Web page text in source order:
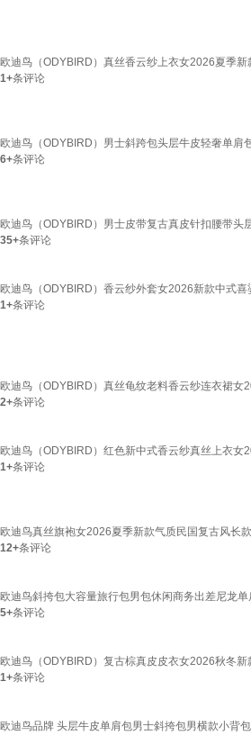
欧迪鸟（ODYBIRD）真丝香云纱上衣女2026夏季
1+条评论
欧迪鸟（ODYBIRD）男士斜跨包头层牛皮轻奢单
6+条评论
欧迪鸟（ODYBIRD）男士皮带复古真皮针扣腰带
35+条评论
欧迪鸟（ODYBIRD）香云纱外套女2026新款中式
1+条评论
欧迪鸟（ODYBIRD）真丝龟纹老料香云纱连衣裙
2+条评论
欧迪鸟（ODYBIRD）红色新中式香云纱真丝上衣女
1+条评论
欧迪鸟真丝旗袍女2026夏季新款气质民国复古风长
12+条评论
欧迪鸟斜挎包大容量旅行包男包休闲商务出差尼龙
5+条评论
欧迪鸟（ODYBIRD）复古棕真皮皮衣女2026秋冬
1+条评论
欧迪鸟品牌 头层牛皮单肩包男士斜挎包男横款小背